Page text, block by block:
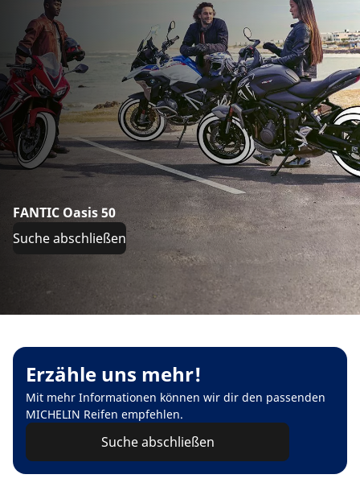
FANTIC Oasis 50
Suche abschließen
Erzähle uns mehr!
Mit mehr Informationen können wir dir den passenden
MICHELIN Reifen empfehlen.
Suche abschließen